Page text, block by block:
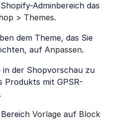
Adminbereich das
> Themes.
dem Theme, das Sie
auf Anpassen.
in der Shopvorschau zu
Produkts mit GPSR-
Vorlage auf Block